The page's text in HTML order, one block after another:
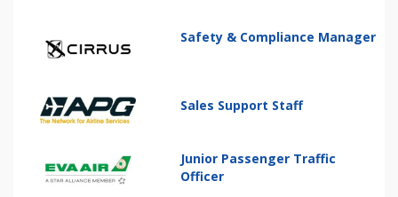
Safety & Compliance Manager
Sales Support Staff
Junior Passenger Traffic
Officer